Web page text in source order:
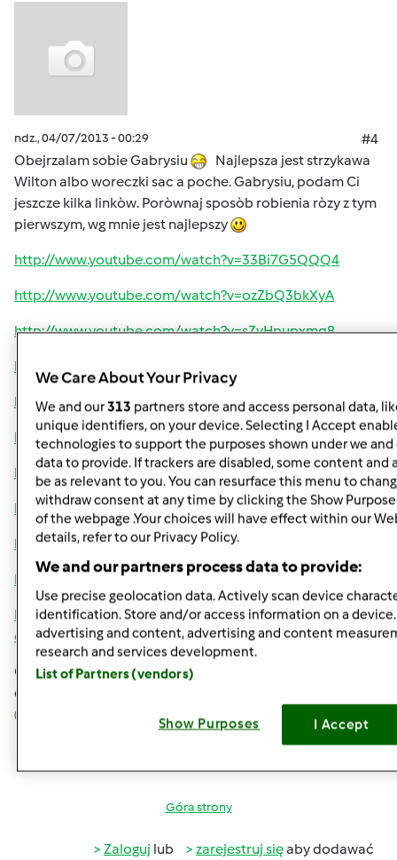
ndz., 04/07/2013 - 00:29
#4
Obejrzalam sobie Gabrysiu
Najlepsza jest strzykawa
Wilton albo woreczki sac a poche. Gabrysiu, podam Ci
jeszcze kilka linkòw. Poròwnaj sposòb robienia ròzy z tym
pierwszym, wg mnie jest najlepszy
http://www.youtube.com/watch?v=33Bi7G5QQQ4
http://www.youtube.com/watch?v=ozZbQ3bkXyA
http://www.youtube.com/watch?v=sZyHpupxmq8
http://www.youtube.com/watch?v=HD6tnFXgmbA
http://www.youtube.com/watch?v=VyAyVXhaaIw
http://www.youtube.com/watch?v=gaKs5YOazJU
http://www.youtube.com/watch?v=yqz7iFeQj9g
http://www.youtube.com/watch?v=Yml4V0qvMOA
http://www.youtube.com/watch?v=UCrY0hLeWyU
http://www.youtube.com/watch?v=Xs24XRTqdwM
http://www.cookaround.com/dolci/torte-
decorate/comunione/comunione
Chwilowo tyle. Gabrysiu. Jest wszystkiego po trochu. Pytaj,
co Ci potrzeba, narzedzia, wszystko, pomoge Ci jak umiem
Góra strony
Zaloguj lub zarejestruj sięaby dodawać
We Care About Your Privacy
We and our313 partners store and access personal data,
unique identifiers, on your device. Selecting I Accept
technologies to support the purposes shown under we and
data to provide. If trackers are disabled, some content and
be as relevant to you. You can resurface this menu to
withdraw consent at any time by clicking the Show
of the webpage .Your choices will have effect within our
details, refer to our Privacy Policy.
We and our partners process data to provide:
Use precise geolocation data. Actively scan device
identification. Store and/or access information on a
advertising and content, advertising and content
research and services development.
List of Partners (vendors)
Show Purposes I Accept